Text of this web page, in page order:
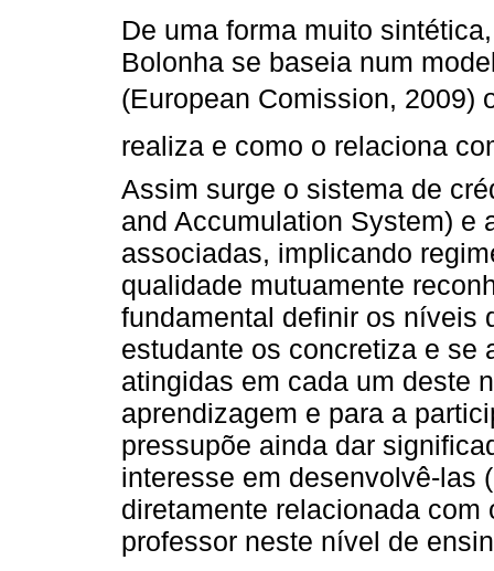
De uma forma muito
Bolonha se baseia num
(European Comission, 2009)
realiza e como o relaciona
Assim surge o sistema de
and Accumulation System) e
associadas, implicando
qualidade mutuamente
fundamental definir os níveis
estudante os concretiza e se
atingidas em cada um deste
aprendizagem e para a
pressupõe ainda dar
interesse em desenvolvê-las
diretamente relacionada
professor neste nível de